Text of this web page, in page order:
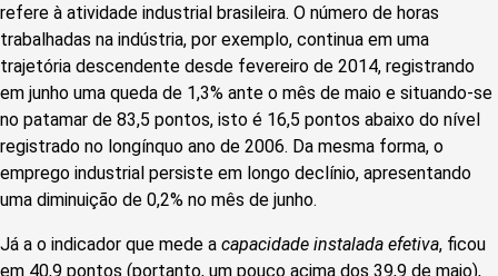
refere à atividade industrial brasileira. O número de horas
trabalhadas na indústria, por exemplo, continua em uma
trajetória descendente desde fevereiro de 2014, registrando
em junho uma queda de 1,3% ante o mês de maio e situando-se
no patamar de 83,5 pontos, isto é 16,5 pontos abaixo do nível
registrado no longínquo ano de 2006. Da mesma forma, o
emprego industrial persiste em longo declínio, apresentando
uma diminuição de 0,2% no mês de junho.
Já a o indicador que mede a capacidade instalada efetiva, ficou
em 40,9 pontos (portanto, um pouco acima dos 39,9 de maio),